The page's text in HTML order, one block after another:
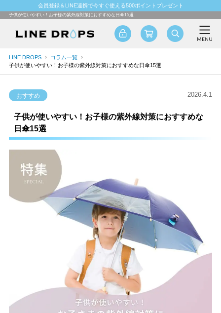
会員登録＆LINE連携で今すぐ使える500ポイントプレゼント
子供が使いやすい！お子様の紫外線対策におすすめな日傘15選
LINE DROPS
コラム一覧
子供が使いやすい！お子様の紫外線対策におすすめな日傘15選
おすすめ 2026.4.1
子供が使いやすい！お子様の紫外線対策におすすめな
日傘15選